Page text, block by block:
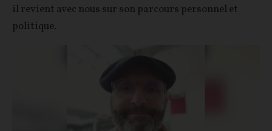
il revient avec nous sur son parcours personnel et
politique.